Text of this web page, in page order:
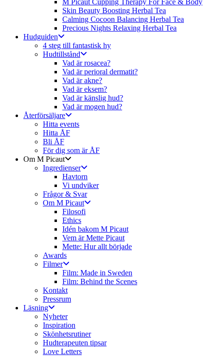
M Picaut Cupping Therapy For Face & Body
Skin Beauty Boosting Herbal Tea
Calming Cocoon Balancing Herbal Tea
Precious Nights Relaxing Herbal Tea
Hudguiden
4 steg till fantastisk hy
Hudtillstånd
Vad är rosacea?
Vad är perioral dermatit?
Vad är akne?
Vad är eksem?
Vad är känslig hud?
Vad är mogen hud?
Återförsäljare
Hitta events
Hitta ÅF
Bli ÅF
För dig som är ÅF
Om M Picaut
Ingredienser
Havtorn
Vi undviker
Frågor & Svar
Om M Picaut
Filosofi
Ethics
Idén bakom M Picaut
Vem är Mette Picaut
Mette: Hur allt började
Awards
Filmer
Film: Made in Sweden
Film: Behind the Scenes
Kontakt
Pressrum
Läsning
Nyheter
Inspiration
Skönhetsrutiner
Hudterapeuten tipsar
Love Letters